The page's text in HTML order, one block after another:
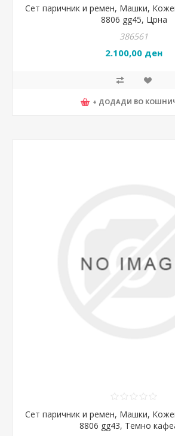
Сет паричник и ремен, Машки,
8806 gg45, Црна
386561
2.100,00 ден
+ ДОДАДИ ВО
Сет паричник и ремен, Машки,
8806 gg43, Темно